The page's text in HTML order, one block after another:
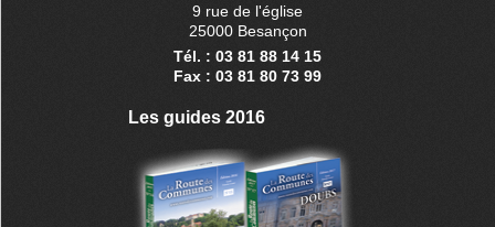
9 rue de l'église
25000 Besançon
Tél. : 03 81 88 14 15
Fax : 03 81 80 73 99
Les guides 2016